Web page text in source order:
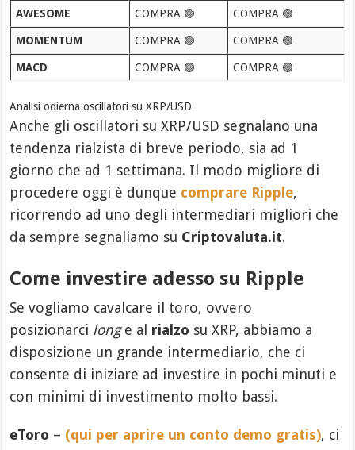
AWESOME COMPRA 🟢 COMPRA 🟢
MOMENTUM COMPRA 🟢 COMPRA 🟢
MACD COMPRA 🟢 COMPRA 🟢
Analisi odierna oscillatori su XRP/USD
Anche gli oscillatori su XRP/USD segnalano una
tendenza rialzista di breve periodo, sia ad 1
giorno che ad 1 settimana. Il modo migliore di
procedere oggi è dunque comprare Ripple,
ricorrendo ad uno degli intermediari migliori che
da sempre segnaliamo su Criptovaluta.it.
Come investire adesso su Ripple
Se vogliamo cavalcare il toro, ovvero
posizionarci longe al rialzo su XRP, abbiamo a
disposizione un grande intermediario, che ci
consente di iniziare ad investire in pochi minuti e
con minimi di investimento molto bassi.
eToro – (qui per aprire un conto demo gratis), ci